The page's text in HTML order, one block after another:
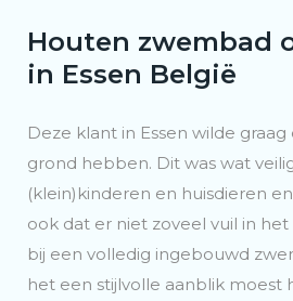
Houten zwembad
in Essen België
Deze klant in Essen wilde
grond hebben. Dit was wat
(klein)kinderen en huisdieren
ook dat er niet zoveel vuil in
bij een volledig ingebouwd
het een stijlvolle aanblik moest